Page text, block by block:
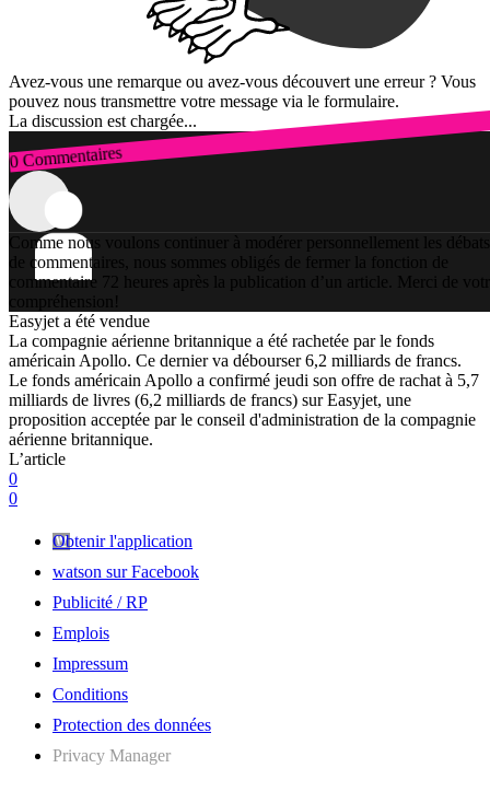
Avez-vous une remarque ou avez-vous découvert une erreur ? Vous
pouvez nous transmettre votre message via le formulaire.
La discussion est chargée...
0 Commentaires
Connexion
Comme nous voulons continuer à modérer personnellement les débats
de commentaires, nous sommes obligés de fermer la fonction de
commentaire 72 heures après la publication d’un article. Merci de
compréhension!
Easyjet a été vendue
La compagnie aérienne britannique a été rachetée par le fonds
américain Apollo. Ce dernier va débourser 6,2 milliards de francs.
Le fonds américain Apollo a confirmé jeudi son offre de rachat à 5,7
milliards de livres (6,2 milliards de francs) sur Easyjet, une
proposition acceptée par le conseil d'administration de la compagnie
aérienne britannique.
L’article
0
0
Obtenir l'application
watson sur Facebook
Publicité / RP
Emplois
Impressum
Conditions
Protection des données
Privacy Manager